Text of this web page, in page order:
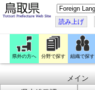
こ
の
ペ
ー
ジ
翻
訳
す
読み上げ
県外の方へ 分野で探す 組織で探す
メイン